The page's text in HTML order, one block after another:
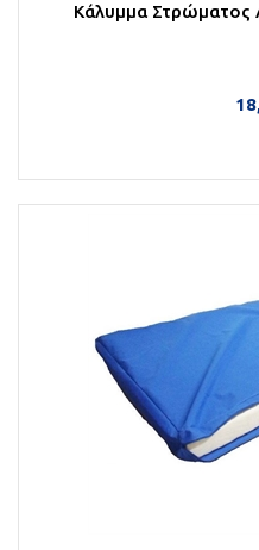
Κάλυμμα Στρώματος